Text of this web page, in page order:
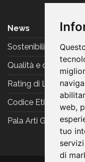
web,
tuo
di
News
Sostenibilità
Qualità e certificazioni
Rating di Legalità
Codice Etico
Pala Arti Grafiche